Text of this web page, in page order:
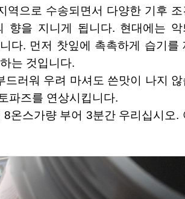
으로 수송되면서 다양한 기후 조
향을 지니게 됩니다. 현대에는 악
다. 먼저 찻잎에 촉촉하게 습기를
는 것입니다.
러워 우려 마셔도 쓴맛이 나지 않
파즈를 연상시킵니다.
온스가량 부어 3분간 우리십시오.